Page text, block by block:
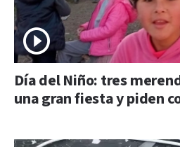
Día del Niño: tres
una gran fiesta y piden